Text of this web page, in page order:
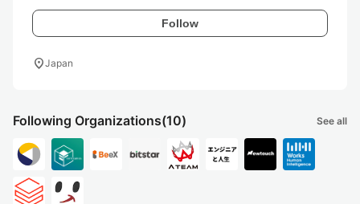
Follow
location_onJapan
Following Organizations(10) See all